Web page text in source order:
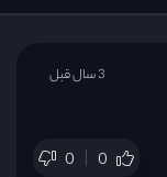
0 0
3 سال قبل